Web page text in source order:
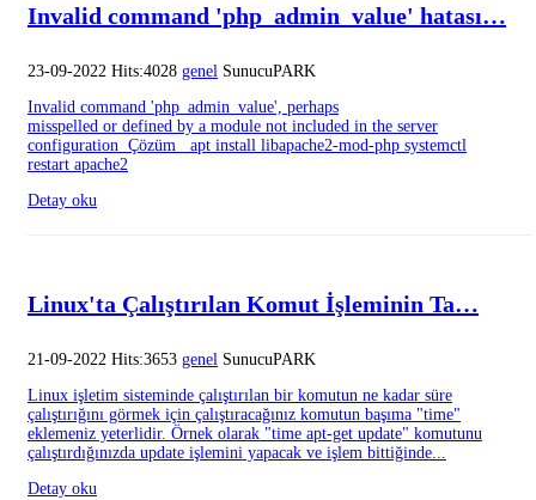
Invalid command 'php_admin_value' hatası…
23-09-2022 Hits:4028 genel SunucuPARK
Invalid command 'php_admin_value', perhaps
misspelled or defined by a module not included in the server
configuration Çözüm apt install libapache2-mod-php systemctl
restart apache2
Detay oku
Linux'ta Çalıştırılan Komut İşleminin Ta…
21-09-2022 Hits:3653 genel SunucuPARK
Linux işletim sisteminde çalıştırılan bir komutun ne kadar süre
çalıştırığını görmek için çalıştıracağınız komutun başıma "time"
eklemeniz yeterlidir. Örnek olarak "time apt-get update" komutunu
çalıştırdığınızda update işlemini yapacak ve işlem bittiğinde...
Detay oku